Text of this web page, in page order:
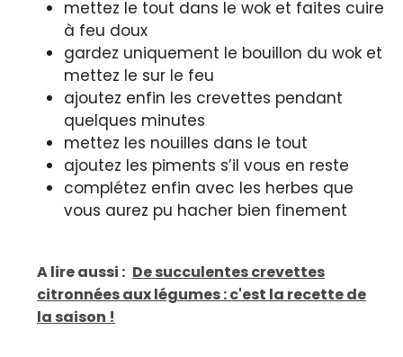
mettez le tout dans le wok et faites cuire
à feu doux
gardez uniquement le bouillon du wok et
mettez le sur le feu
ajoutez enfin les crevettes pendant
quelques minutes
mettez les nouilles dans le tout
ajoutez les piments s’il vous en reste
complétez enfin avec les herbes que
vous aurez pu hacher bien finement
A lire aussi : De succulentes crevettes
citronnées aux légumes : c'est la recette de
la saison !